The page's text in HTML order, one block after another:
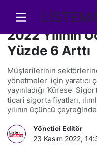
Küresel Ticari
2022 Yılının
Yüzde 6 Arttı
Müşterilerinin
yönetmeleri için yaratıcı
yayınladığı ‘Küresel
ticari sigorta fiyatları,
yılının üçüncü
Yönetici Editör
23 Kasım 2022,